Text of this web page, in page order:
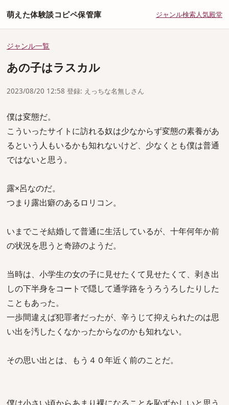
萌えた体験談コピペ保管庫 ジャンル検索人気殿堂
ジャンル一覧
あの子はラスカル
2023/08/20 12:58 登録: えっちな名無しさん
僕は変態だ。
こういったサイトに訪れる奴は少なからず変態の素養があ
るという人もいるかも知れないけど、少なくとも僕は普通
ではないと思う。
露×呂なのだ。
つまり露出癖のあるロリコン。
いまでこそ結婚して普通に生活しているが、十年何年か前
の状況を思うと奇跡のようだ。
当時は、小学生の女の子に見せたくて見せたくて、剥き出
しの下半身をコートで隠して通学路をうろうろしたりした
こともあった。
一歩間違えば犯罪者だったが、辛うじて抑えられたのは思
い出を汚したくなかったからなのかも知れない。
その思い出とは、もう４０年近く前のことだ。